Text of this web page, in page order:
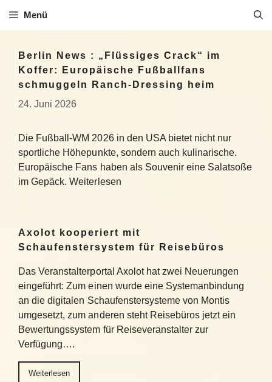
Inhalt
Menü
Berlin News : „Flüssiges Crack“ im
Koffer: Europäische Fußballfans
schmuggeln Ranch-Dressing heim
24. Juni 2026
Die Fußball-WM 2026 in den USA bietet nicht nur
sportliche Höhepunkte, sondern auch kulinarische.
Europäische Fans haben als Souvenir eine Salatsoße
im Gepäck. Weiterlesen
Axolot kooperiert mit
Schaufenstersystem für Reisebüros
Das Veranstalterportal Axolot hat zwei Neuerungen
eingeführt: Zum einen wurde eine Systemanbindung
an die digitalen Schaufenstersysteme von Montis
umgesetzt, zum anderen steht Reisebüros jetzt ein
Bewertungssystem für Reiseveranstalter zur
Verfügung….
Weiterlesen